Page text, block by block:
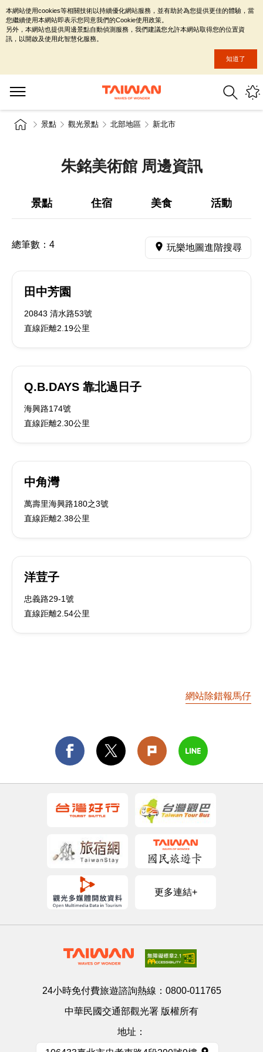
景點 觀光景點 北部地區 新北市
朱銘美術館 周邊資訊
景點 住宿 美食 活動
總筆數： 4 玩樂地圖進階搜尋
田中芳園
20843 清水路53號
直線距離2.19公里
Q.B.DAYS 靠北過日子
海興路174號
直線距離2.30公里
中角灣
萬壽里海興路180之3號
直線距離2.38公里
洋荳子
忠義路29-1號
直線距離2.54公里
網站除錯報馬仔
更多連結+
24小時免付費旅遊諮詢熱線： 0800-011765
中華民國交通部觀光署 版權所有
地址：
本網站使用cookies等相關技術以持續優化網站服務，並有助於為您提供更佳的體驗，當
您繼續使用本網站即表示您同意我們的Cookie使用政策。
另外，本網站也提供周邊景點自動偵測服務，我們建議您允許本網站取得您的位置資
訊，以開啟及使用此智慧化服務。
知道了